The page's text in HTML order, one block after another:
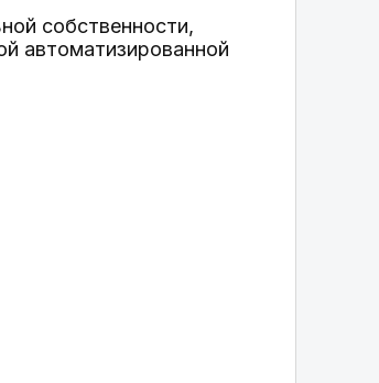
собственности,
автоматизированной